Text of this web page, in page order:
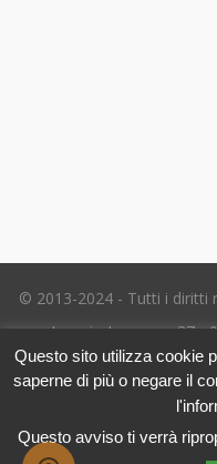
© 2013-2024 - Tutti i diritti
Ignazio Losacco, 37 -
01112470578
Tel. (+39) 06.5656.8718 -
l'
Questo sito utilizza cookie
saperne di più o negare il
Questo avviso ti verrà